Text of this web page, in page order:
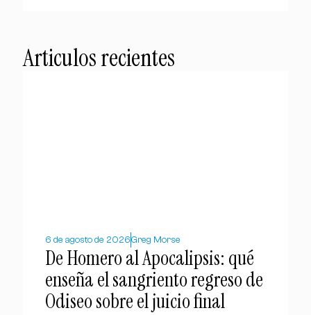
Articulos recientes
6 de agosto de 2026Greg Morse
De Homero al Apocalipsis: qué
enseña el sangriento regreso de
Odiseo sobre el juicio final